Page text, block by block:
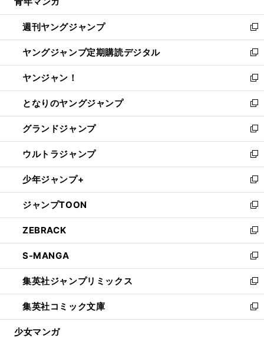
開
く
ウ
で
開
く
ン
ド
ウ
で
開
く
ウ
ィ
ン
ド
ウ
で
開
く
週刊ヤングジャンプ
新
し
い
ウ
ィ
ン
ド
ウ
で
開
く
ヤングジャンプ定期購読デジタル
新
し
い
ウ
ィ
ン
ド
ウ
で
開
く
ヤンジャン！
新
し
い
ウ
ィ
ン
ド
ウ
で
開
く
となりのヤングジャンプ
新
し
い
ウ
ィ
ン
ド
ウ
で
開
く
グランドジャンプ
新
し
い
ウ
ィ
ン
ド
ウ
で
開
く
ウルトラジャンプ
新
し
い
ウ
ィ
ン
ド
ウ
で
開
く
少年ジャンプ+
新
し
い
ウ
ィ
ン
ド
ウ
で
開
く
ジャンプTOON
新
し
い
ウ
ィ
ン
ド
ウ
で
開
ZEBRACK
新
し
い
ウ
ィ
ン
ド
ウ
S-MANGA
新
し
い
ウ
ィ
ン
集英社ジャンプリミックス
新
し
い
ウ
集英社コミック文庫
新
し
少女マンガ